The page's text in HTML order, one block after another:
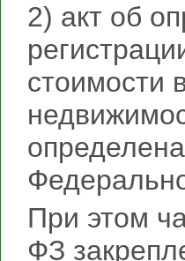
2) акт об
стоимости
При этом
ФЗ